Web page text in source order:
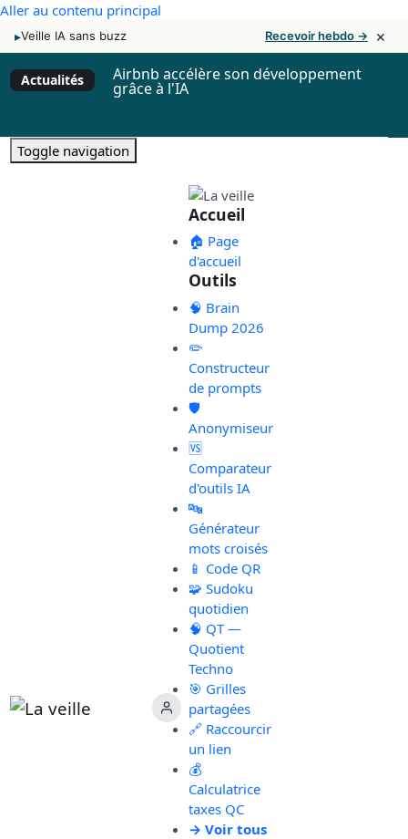
Aller au contenu principal
▸Veille IA sans buzz Recevoir hebdo → ×
Actualités Airbnb accélère son développement
grâce à l'IA
Toggle navigation
Accueil
🏠 Page
d'accueil
Outils
🧠 Brain
Dump 2026
✏️
Constructeur
de prompts
🛡️
Anonymiseur
🆚
Comparateur
d'outils IA
🔤
Générateur
mots croisés
📱 Code QR
🧩 Sudoku
quotidien
🧠 QT —
Quotient
Techno
🎯 Grilles
partagées
🔗 Raccourcir
un lien
💰
Calculatrice
taxes QC
→ Voir tous